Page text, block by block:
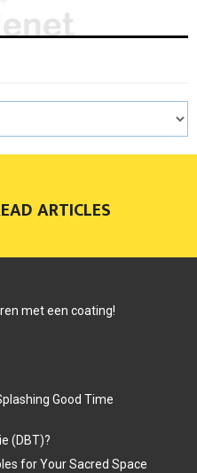
ARTICLES
met een coating!
Good Time
(DBT)?
for Your Sacred Space